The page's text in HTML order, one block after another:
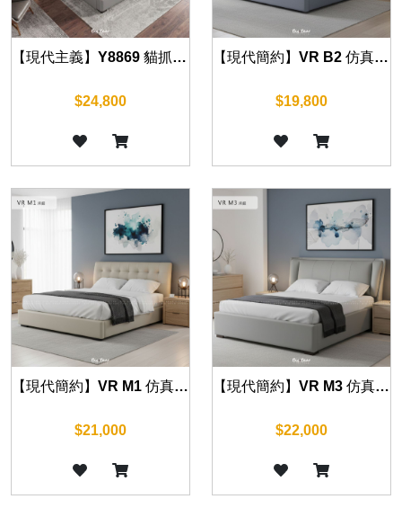
【現代主義】Y8869 貓抓仿真皮床組 (五尺/六尺)
$24,800
【現代簡約】VR B2 仿真皮床組 (五尺/六尺)
$19,800
【現代簡約】VR M1 仿真皮床組 (五尺/六尺)
$21,000
【現代簡約】VR M3 仿真皮床組 (五尺/六尺)
$22,000